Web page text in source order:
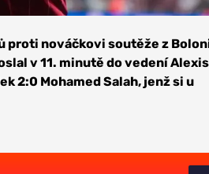
nováčkovi soutěže z
v 11. minutě do vedení
2:0 Mohamed Salah, jenž si u